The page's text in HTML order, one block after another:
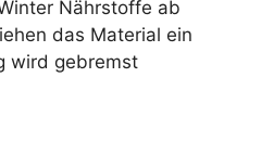
Nährstoffe ab
das Material ein
wird gebremst